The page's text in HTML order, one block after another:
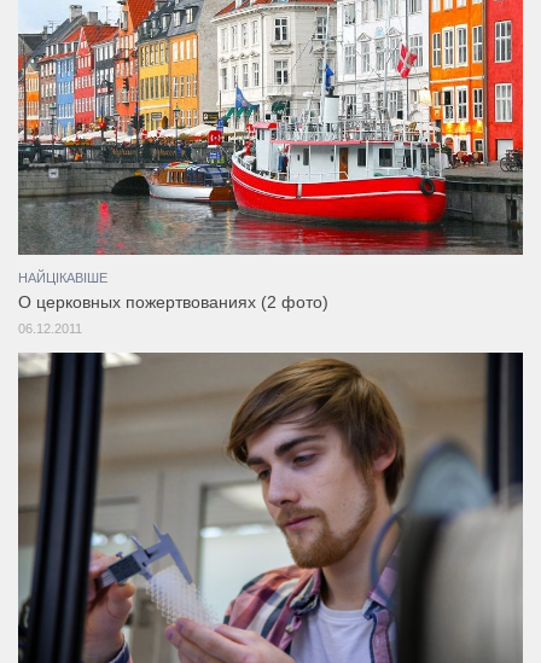
НАЙЦІКАВІШЕ
О церковных пожертвованиях (2 фото)
06.12.2011